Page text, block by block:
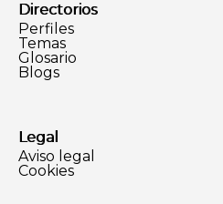
Directorios
Perfiles
Temas
Glosario
Blogs
Legal
Aviso legal
Cookies